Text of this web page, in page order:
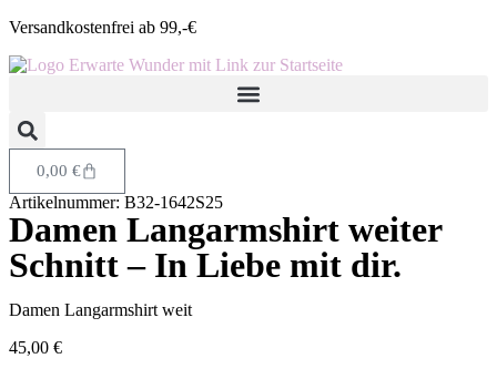
Versandkostenfrei ab 99,-€
0,00 €
Artikelnummer: B32-1642S25
Damen Langarmshirt weiter
Schnitt – In Liebe mit dir.
Damen Langarmshirt weit
45,00 €